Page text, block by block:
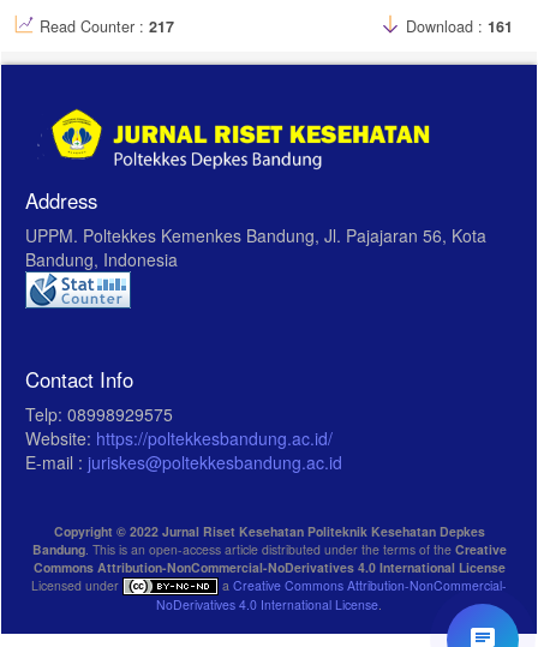
Read Counter : 217 Download : 161
Address
UPPM. Poltekkes Kemenkes Bandung, Jl. Pajajaran 56, Kota
Bandung, Indonesia
Contact Info
Telp: 08998929575
Website: https://poltekkesbandung.ac.id/
E-mail : juriskes@poltekkesbandung.ac.id
Copyright © 2022 Jurnal Riset Kesehatan Politeknik Kesehatan Depkes
Bandung. This is an open-access article distributed under the terms of the Creative
Commons Attribution-NonCommercial-NoDerivatives 4.0 International License
Licensed under
a Creative Commons Attribution-NonCommercial-
NoDerivatives 4.0 International License.